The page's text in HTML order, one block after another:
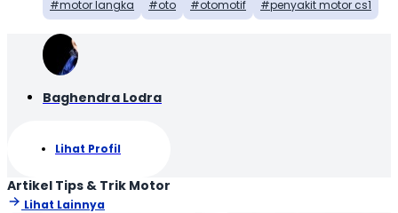
motor langka
oto otomotif penyakit motor cs1
Baghendra Lodra
Lihat Profil
Artikel Tips & Trik Motor
Lihat Lainnya